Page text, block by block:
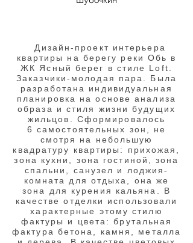
Дизайн-проект интерьера
квартиры на берегу реки Обь в
ЖК Ясный берег в стиле Loft.
Заказчики-молодая пара. Была
разработана индивидуальная
планировка на основе анализа
образа и стиля жизни будущих
жильцов. Сформировалось
6 самостоятельных зон, не
смотря на небольшую
квадратуру квартиры: прихожая,
зона кухни, зона гостиной, зона
спальни, санузел и лоджия-
комната для отдыха, она же
зона для курения кальяна. В
качестве отделки использовали
характерные этому стилю
фактуры и цвета: брутальная
фактура бетона, камня, металла